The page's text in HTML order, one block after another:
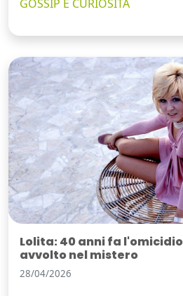
GOSSIP E CURIOSITÀ
Lolita: 40 anni fa
avvolto nel mistero
28/04/2026